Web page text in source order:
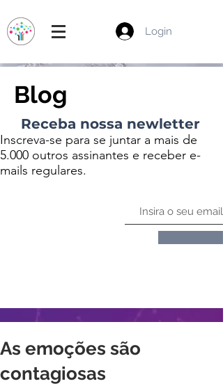
Login
Blog
Receba nossa newletter
Inscreva-se para se juntar a mais de
5.000 outros assinantes e receber e-
mails regulares.
As emoções são
contagiosas